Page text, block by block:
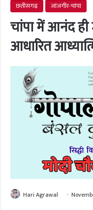
छत्तीसगढ़ जांजगीर-चांपा
चांपा में आनंद ही
आधारित
Hari Agrawal